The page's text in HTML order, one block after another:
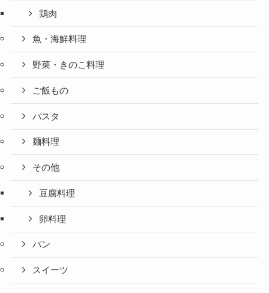
鶏肉
魚・海鮮料理
野菜・きのこ料理
ご飯もの
パスタ
麺料理
その他
豆腐料理
卵料理
パン
スイーツ